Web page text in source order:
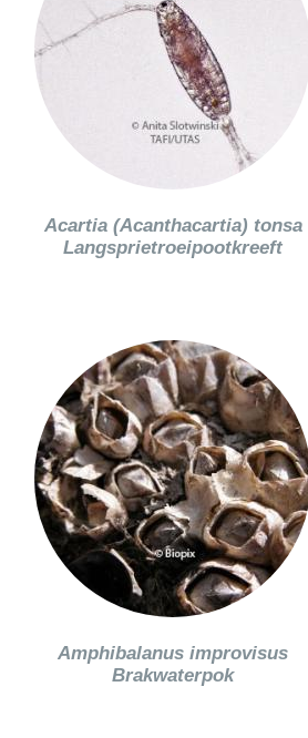
Acartia (Acanthacartia) tonsa
Langsprietroeipootkreeft
Amphibalanus improvisus
Brakwaterpok